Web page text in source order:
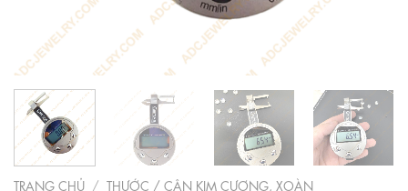
TRANG CHỦ / THƯỚC / CÂN KIM CƯƠNG, XOÀN